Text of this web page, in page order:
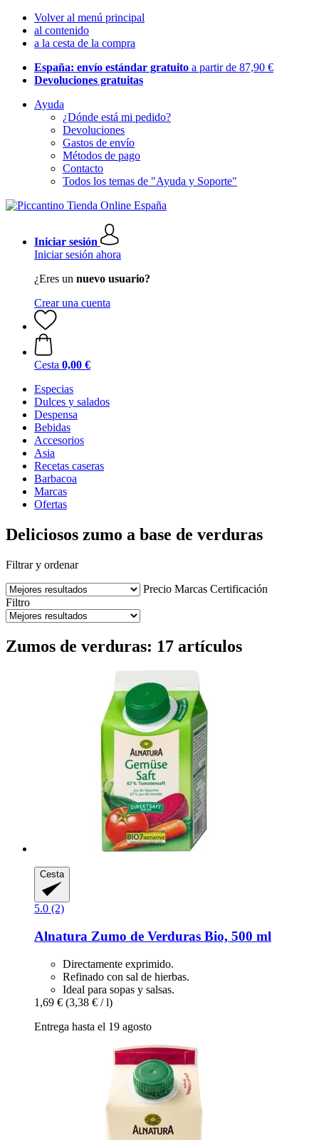
Volver al menú principal
al contenido
a la cesta de la compra
España: envío estándar gratuito a partir de 87,90 €
Devoluciones gratuitas
Ayuda
¿Dónde está mi pedido?
Devoluciones
Gastos de envío
Métodos de pago
Contacto
Todos los temas de "Ayuda y Soporte"
Iniciar sesión
Iniciar sesión ahora
¿Eres un nuevo usuario?
Crear una cuenta
Cesta 0,00 €
Especias
Dulces y salados
Despensa
Bebidas
Accesorios
Asia
Recetas caseras
Barbacoa
Marcas
Ofertas
Deliciosos zumo a base de verduras
Filtrar y ordenar
Precio Marcas Certificación
Filtro
Zumos de verduras: 17 artículos
Cesta
5.0 (2)
Alnatura Zumo de Verduras Bio, 500 ml
Directamente exprimido.
Refinado con sal de hierbas.
Ideal para sopas y salsas.
1,69 € (3,38 € / l)
Entrega hasta el 19 agosto